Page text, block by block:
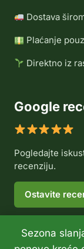
Sezona
Dostava
Plaćanje
Direktno iz
Google
Pogledajte
recenziju.
Ostavite